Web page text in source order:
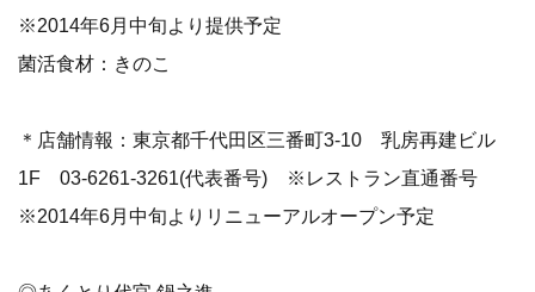
※2014年6月中旬より提供予定
菌活食材：きのこ
＊店舗情報：東京都千代田区三番町3-10 乳房再建ビル
1F 03-6261-3261(代表番号) ※レストラン直通番号
※2014年6月中旬よりリニューアルオープン予定